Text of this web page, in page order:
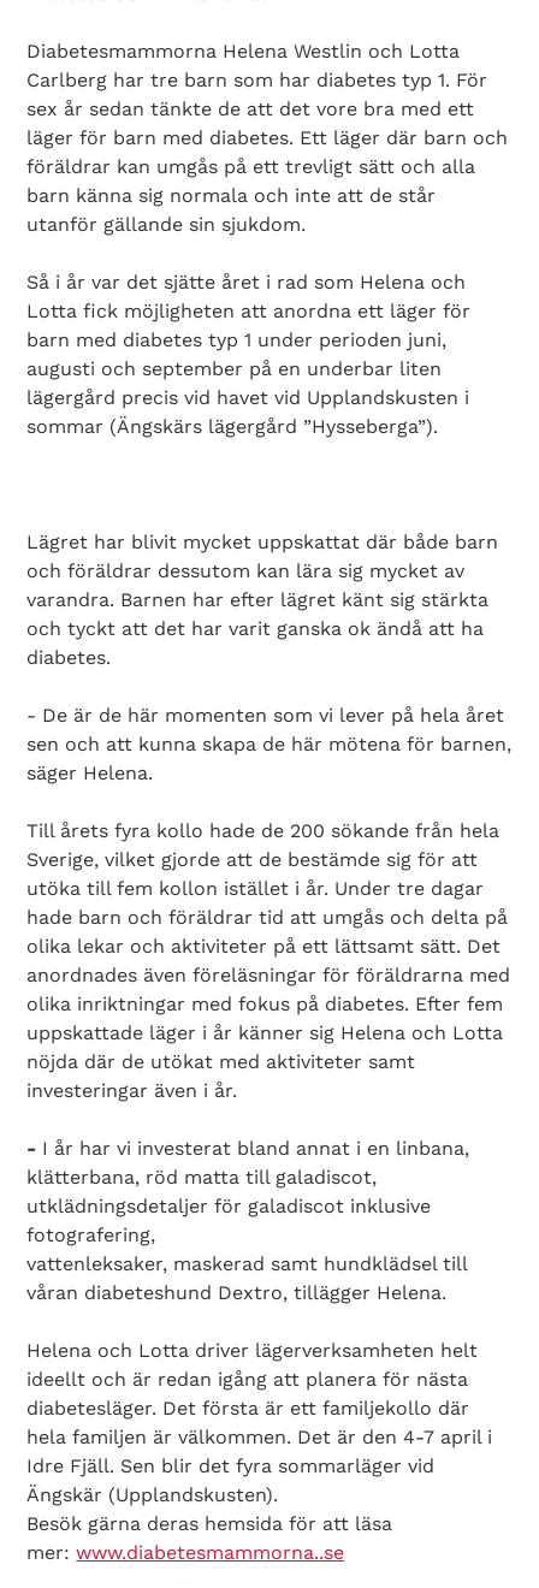
Search Diabetes Wellness Sverige
Diabetesmammorna Helena Westlin och Lotta
Carlberg har tre barn som har diabetes typ 1. För
sex år sedan tänkte de att det vore bra med ett
läger för barn med diabetes. Ett läger där barn och
föräldrar kan umgås på ett trevligt sätt och alla
barn känna sig normala och inte att de står
utanför gällande sin sjukdom.
Så i år var det sjätte året i rad som Helena och
Lotta fick möjligheten att anordna ett läger för
barn med diabetes typ 1 under perioden juni,
augusti och september på en underbar liten
lägergård precis vid havet vid Upplandskusten i
sommar (Ängskärs lägergård ”Hysseberga”).
Lägret har blivit mycket uppskattat där både barn
och föräldrar dessutom kan lära sig mycket av
varandra. Barnen har efter lägret känt sig stärkta
och tyckt att det har varit ganska ok ändå att ha
diabetes.
- De är de här momenten som vi lever på hela året
sen och att kunna skapa de här mötena för barnen,
säger Helena.
Till årets fyra kollo hade de 200 sökande från hela
Sverige, vilket gjorde att de bestämde sig för att
utöka till fem kollon istället i år. Under tre dagar
hade barn och föräldrar tid att umgås och delta på
olika lekar och aktiviteter på ett lättsamt sätt. Det
anordnades även föreläsningar för föräldrarna med
olika inriktningar med fokus på diabetes. Efter fem
uppskattade läger i år känner sig Helena och Lotta
nöjda där de utökat med aktiviteter samt
investeringar även i år.
- I år har vi investerat bland annat i en linbana,
klätterbana, röd matta till galadiscot,
utklädningsdetaljer för galadiscot inklusive
fotografering,
vattenleksaker, maskerad samt hundklädsel till
våran diabeteshund Dextro, tillägger Helena.
Helena och Lotta driver lägerverksamheten helt
ideellt och är redan igång att planera för nästa
diabetesläger. Det första är ett familjekollo där
hela familjen är välkommen. Det är den 4-7 april i
Idre Fjäll. Sen blir det fyra sommarläger vid
Ängskär (Upplandskusten).
Besök gärna deras hemsida för att läsa
mer:www.diabetesmammorna..se